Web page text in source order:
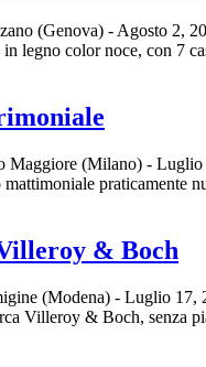
(Genova) - Agosto 2,
legno color noce, con 7
Maggiore (Milano) - Luglio
praticamente
& Boch
(Modena) - Luglio 17,
Villeroy & Boch, senza